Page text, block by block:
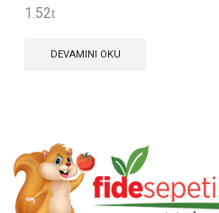
1.52
DEVAMINI OKU